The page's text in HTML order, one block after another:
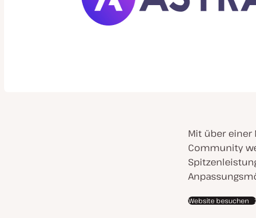
Mit über einer
Community
Website besuchen